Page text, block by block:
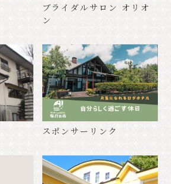
ブライダルサロン オリオ
ン
スポンサーリンク